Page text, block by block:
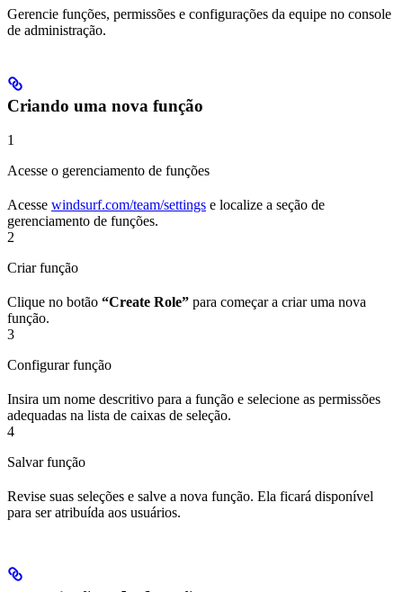
Gerencie funções, permissões e configurações da equipe no console
de administração.
Criando uma nova função
1
Acesse o gerenciamento de funções
Acesse windsurf.com/team/settings e localize a seção de
gerenciamento de funções.
2
Criar função
Clique no botão “Create Role” para começar a criar uma nova
função.
3
Configurar função
Insira um nome descritivo para a função e selecione as permissões
adequadas na lista de caixas de seleção.
4
Salvar função
Revise suas seleções e salve a nova função. Ela ficará disponível
para ser atribuída aos usuários.